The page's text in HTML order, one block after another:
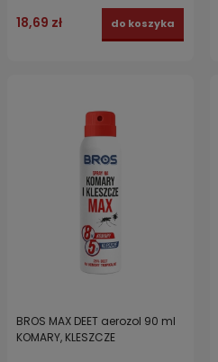
18,69 zł do koszyka
BROS MAX DEET aerozol 90 ml
KOMARY, KLESZCZE